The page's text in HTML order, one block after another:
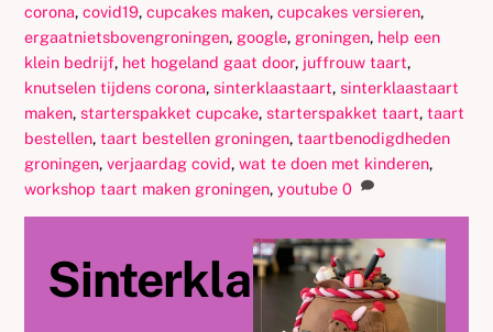
corona,covid19,cupcakes maken,cupcakes versieren,
ergaatnietsbovengroningen, google, groningen, help een
klein bedrijf, het hogeland gaat door, juffrouw taart,
knutselen tijdens corona,sinterklaastaart,sinterklaastaart
maken,starterspakket cupcake,starterspakket taart,taart
bestellen,taart bestellen groningen,taartbenodigdheden
groningen,verjaardag covid,wat te doen met kinderen,
workshop taart maken groningen,youtube 0
Sinterklaas